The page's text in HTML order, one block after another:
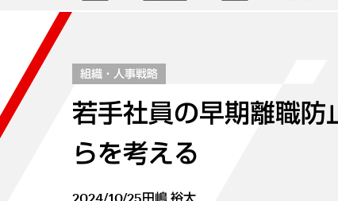
組織・人事戦略
若手社員の早期離職防
らを考える
2024/10/25田嶋 裕太